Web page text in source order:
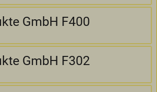
GmbH F400
GmbH F302